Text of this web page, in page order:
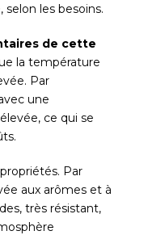
les besoins.
de cette
la température
Par
une
ce qui se
Par
aux arômes et à
très résistant,